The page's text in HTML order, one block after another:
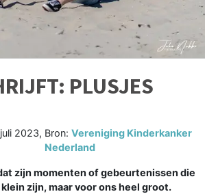
PLUSJES
2023, Bron:Vereniging Kinderkanker
Nederland
zijn momenten of gebeurtenissen die
zijn, maar voor ons heel groot.